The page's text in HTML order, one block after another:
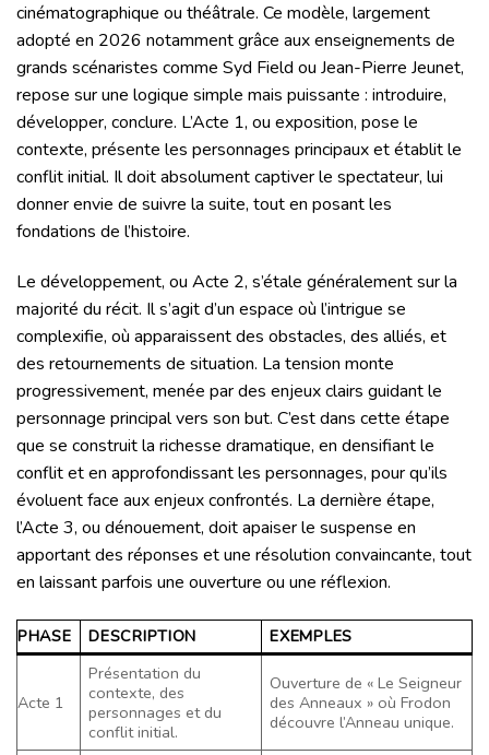
cinématographique ou théâtrale. Ce modèle, largement
adopté en 2026 notamment grâce aux enseignements de
grands scénaristes comme Syd Field ou Jean-Pierre Jeunet,
repose sur une logique simple mais puissante : introduire,
développer, conclure. L’Acte 1, ou exposition, pose le
contexte, présente les personnages principaux et établit le
conflit initial. Il doit absolument captiver le spectateur, lui
donner envie de suivre la suite, tout en posant les
fondations de l’histoire.
Le développement, ou Acte 2, s’étale généralement sur la
majorité du récit. Il s’agit d’un espace où l’intrigue se
complexifie, où apparaissent des obstacles, des alliés, et
des retournements de situation. La tension monte
progressivement, menée par des enjeux clairs guidant le
personnage principal vers son but. C’est dans cette étape
que se construit la richesse dramatique, en densifiant le
conflit et en approfondissant les personnages, pour qu’ils
évoluent face aux enjeux confrontés. La dernière étape,
l’Acte 3, ou dénouement, doit apaiser le suspense en
apportant des réponses et une résolution convaincante, tout
en laissant parfois une ouverture ou une réflexion.
PHASE DESCRIPTION EXEMPLES
Acte 1
Présentation du
contexte, des
personnages et du
conflit initial.
Ouverture de « Le Seigneur
des Anneaux » où Frodon
découvre l’Anneau unique.